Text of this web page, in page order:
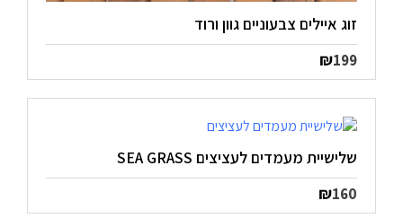
זוג איילים צבעוניים גוון ורוד
₪199
שלישיית מעמדים לעציצים SEA GRASS
₪160